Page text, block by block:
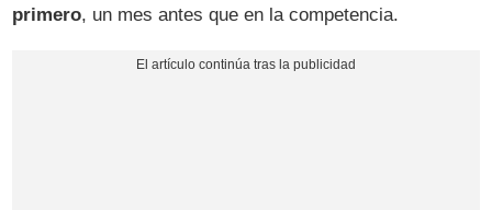
primero, un mes antes que en la competencia.